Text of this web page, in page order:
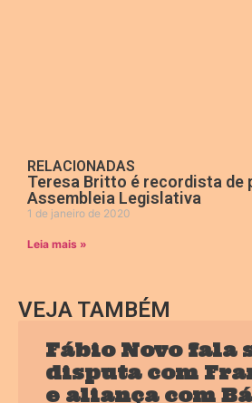
RELACIONADAS
Teresa Britto é recordista de
Assembleia Legislativa
1 de janeiro de 2020
Leia mais »
VEJA TAMBÉM
Fábio Novo fala
disputa com
e aliança com